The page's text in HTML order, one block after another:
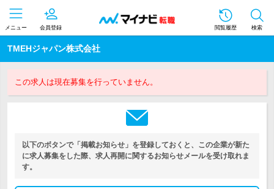
メニュー 会員登録 閲覧履歴 検索
TMEHジャパン株式会社
この求人は現在募集を行っていません。
以下のボタンで「掲載お知らせ」を登録しておくと、この企業が新た
に求人募集をした際、求人再開に関するお知らせメールを受け取れま
す。